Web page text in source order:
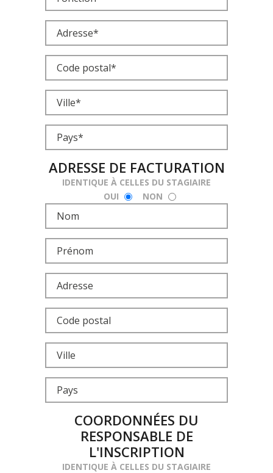
ADRESSE DE FACTURATION
IDENTIQUE À CELLES DU STAGIAIRE
OUI
NON
COORDONNÉES DU
RESPONSABLE DE
L'INSCRIPTION
IDENTIQUE À CELLES DU STAGIAIRE